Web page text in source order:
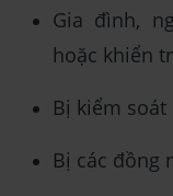
Gia đình,
hoặc khiển
Bị kiểm
Bị các đồng